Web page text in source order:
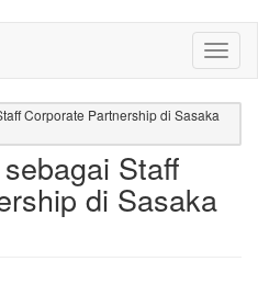
Corporate Partnership di Sasaka
Staff
di Sasaka